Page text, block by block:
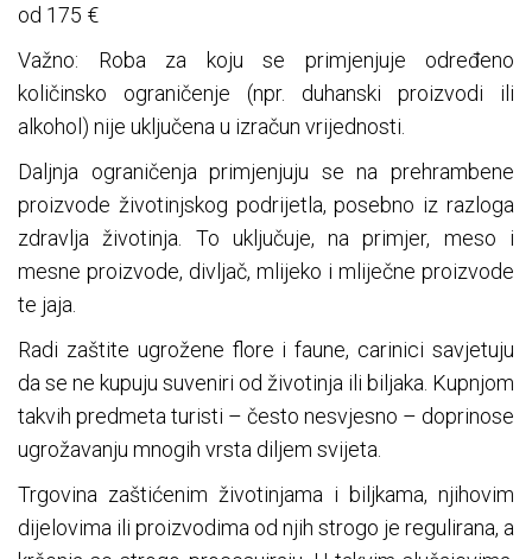
od 175 €
Važno: Roba za koju se primjenjuje određeno
količinsko ograničenje (npr. duhanski proizvodi ili
alkohol) nije uključena u izračun vrijednosti.
Daljnja ograničenja primjenjuju se na prehrambene
proizvode životinjskog podrijetla, posebno iz razloga
zdravlja životinja. To uključuje, na primjer, meso i
mesne proizvode, divljač, mlijeko i mliječne proizvode
te jaja.
Radi zaštite ugrožene flore i faune, carinici savjetuju
da se ne kupuju suveniri od životinja ili biljaka. Kupnjom
takvih predmeta turisti – često nesvjesno – doprinose
ugrožavanju mnogih vrsta diljem svijeta.
Trgovina zaštićenim životinjama i biljkama, njihovim
dijelovima ili proizvodima od njih strogo je regulirana, a